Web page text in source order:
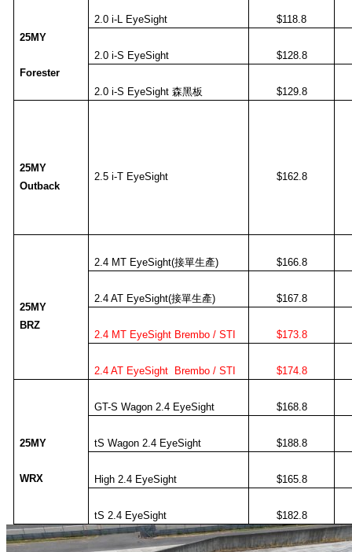
25MY
Forester
2.0 i-L EyeSight $118.8
2.0 i-S EyeSight $128.8
2.0 i-S EyeSight森黑板 $129.8
25MY
Outback
2.5 i-T EyeSight $162.8
25MY
BRZ
2.4 MT EyeSight(接單生產) $166.8
2.4 AT EyeSight(接單生產) $167.8
2.4 MT EyeSight Brembo / STI $173.8
2.4 AT EyeSight Brembo / STI $174.8
25MY
WRX
GT-S Wagon 2.4 EyeSight $168.8
tS Wagon 2.4 EyeSight $188.8
High 2.4 EyeSight $165.8
tS 2.4 EyeSight $182.8